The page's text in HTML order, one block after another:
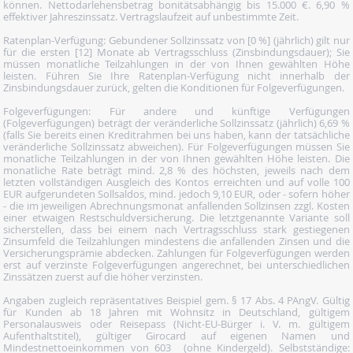
können. Nettodarlehensbetrag bonitätsabhängig bis 15.000 €. 6,90 %
effektiver Jahreszinssatz. Vertragslaufzeit auf unbestimmte Zeit.
Ratenplan-Verfügung: Gebundener Sollzinssatz von [0 %] (jährlich) gilt nur
für die ersten [12] Monate ab Vertragsschluss (Zinsbindungsdauer); Sie
müssen monatliche Teilzahlungen in der von Ihnen gewählten Höhe
leisten. Führen Sie Ihre Ratenplan-Verfügung nicht innerhalb der
Zinsbindungsdauer zurück, gelten die Konditionen für Folgeverfügungen.
Folgeverfügungen: Für andere und künftige Verfügungen
(Folgeverfügungen) beträgt der veränderliche Sollzinssatz (jährlich) 6,69 %
(falls Sie bereits einen Kreditrahmen bei uns haben, kann der tatsächliche
veränderliche Sollzinssatz abweichen). Für Folgeverfügungen müssen Sie
monatliche Teilzahlungen in der von Ihnen gewählten Höhe leisten. Die
monatliche Rate beträgt mind. 2,8 % des höchsten, jeweils nach dem
letzten vollständigen Ausgleich des Kontos erreichten und auf volle 100
EUR aufgerundeten Sollsaldos, mind. jedoch 9,10 EUR, oder - sofern höher
- die im jeweiligen Abrechnungsmonat anfallenden Sollzinsen zzgl. Kosten
einer etwaigen Restschuldversicherung. Die letztgenannte Variante soll
sicherstellen, dass bei einem nach Vertragsschluss stark gestiegenen
Zinsumfeld die Teilzahlungen mindestens die anfallenden Zinsen und die
Versicherungsprämie abdecken. Zahlungen für Folgeverfügungen werden
erst auf verzinste Folgeverfügungen angerechnet, bei unterschiedlichen
Zinssätzen zuerst auf die höher verzinsten.
Angaben zugleich repräsentatives Beispiel gem. § 17 Abs. 4 PAngV. Gültig
für Kunden ab 18 Jahren mit Wohnsitz in Deutschland, gültigem
Personalausweis oder Reisepass (Nicht-EU-Bürger i. V. m. gültigem
Aufenthaltstitel), gültiger Girocard auf eigenen Namen und
Mindestnettoeinkommen von 603  (ohne Kindergeld). Selbstständige: